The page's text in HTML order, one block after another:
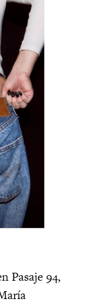
Pasaje 94,